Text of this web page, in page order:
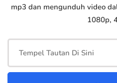
mp3 dan mengunduh video
1080p,